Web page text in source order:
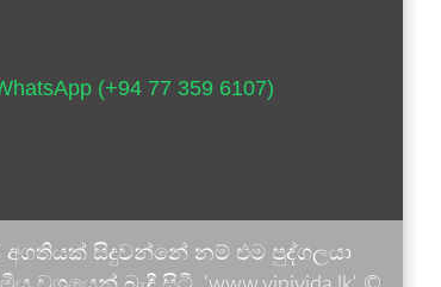
(+94 77 359 6107)
අගතියක් සිදුවන්නේ නම් එම පුද්ගලයා